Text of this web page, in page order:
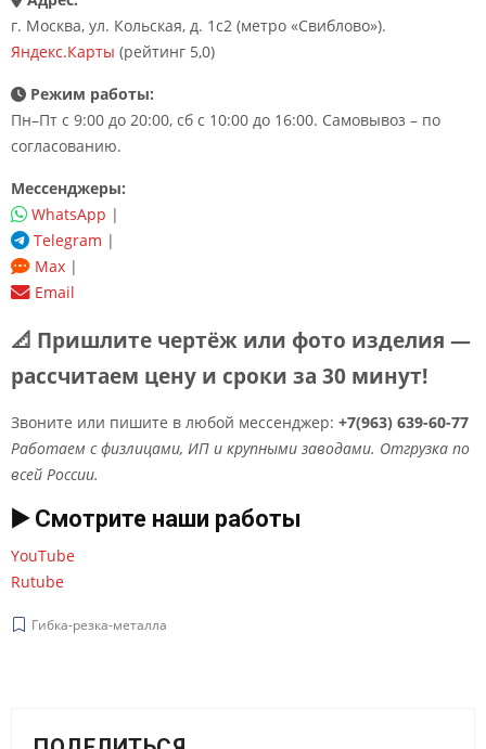
г. Москва, ул. Кольская, д. 1с2 (метро «Свиблово»).
Яндекс.Карты (рейтинг 5,0)
Режим работы:
Пн–Пт с 9:00 до 20:00, сб с 10:00 до 16:00. Самовывоз – по
согласованию.
Мессенджеры:
WhatsApp |
Telegram |
Max |
Email
📐 Пришлите чертёж или фото изделия —
рассчитаем цену и сроки за 30 минут!
Звоните или пишите в любой мессенджер: +7(963) 639-60-77
Работаем с физлицами, ИП и крупными заводами. Отгрузка по
всей России.
▶️ Смотрите наши работы
YouTube
Rutube
Гибка-резка-металла